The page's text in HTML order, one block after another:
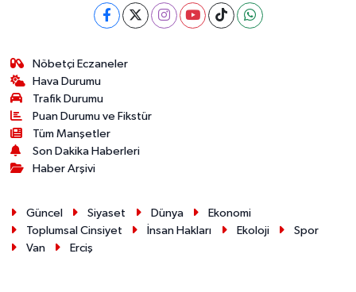
Nöbetçi Eczaneler
Hava Durumu
Trafik Durumu
Puan Durumu ve Fikstür
Tüm Manşetler
Son Dakika Haberleri
Haber Arşivi
Güncel Siyaset Dünya
Ekonomi
Toplumsal Cinsiyet
İnsan Hakları Ekoloji
Spor
Van
Erciş